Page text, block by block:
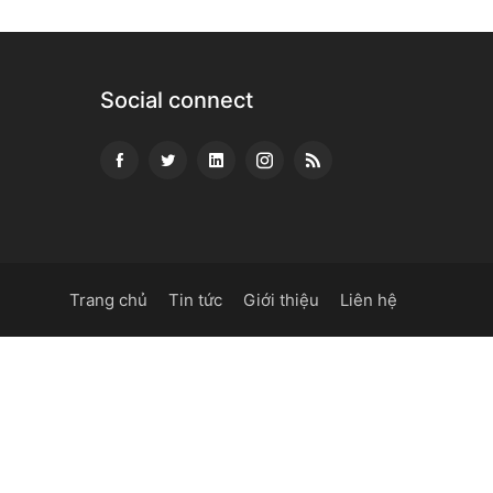
Social connect
Trang chủ Tin tức Giới thiệu Liên hệ